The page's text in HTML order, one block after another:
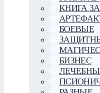
КНИГА
БОЕВЫЕ
БИЗНЕС